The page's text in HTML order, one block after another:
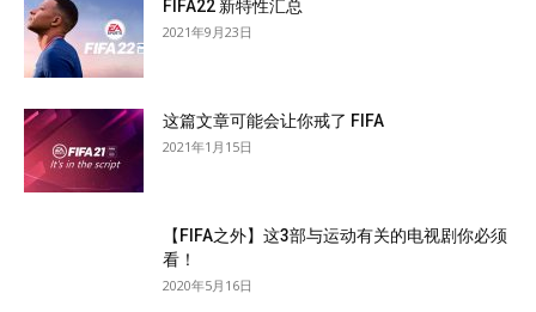
FIFA22 新特性汇总
2021年9月23日
这篇文章可能会让你戒了 FIFA
2021年1月15日
【FIFA之外】这3部与运动有关的电视剧你必须
看！
2020年5月16日